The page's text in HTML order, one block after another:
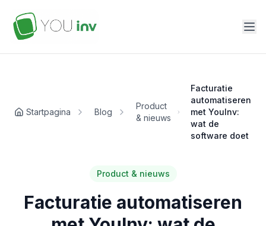
Startpagina Blog
Product
& nieuws
Facturatie
automatiseren
met YouInv:
wat de
software doet
Product & nieuws
Facturatie automatiseren